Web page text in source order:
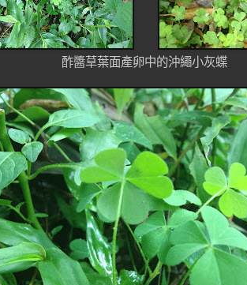
酢醬草葉面產卵中的沖繩小灰蝶